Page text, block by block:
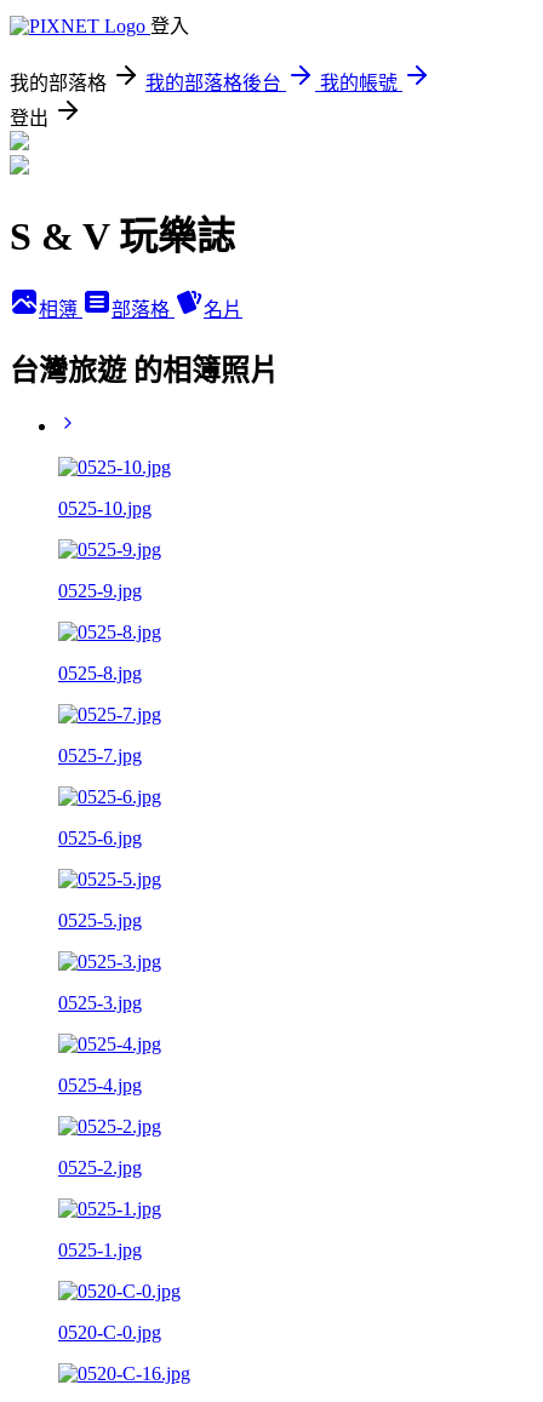
登入
我的部落格 我的部落格後台
我的帳號
登出
S & V 玩樂誌
相簿 部落格 名片
台灣旅遊 的相簿照片
0525-10.jpg
0525-9.jpg
0525-8.jpg
0525-7.jpg
0525-6.jpg
0525-5.jpg
0525-3.jpg
0525-4.jpg
0525-2.jpg
0525-1.jpg
0520-C-0.jpg